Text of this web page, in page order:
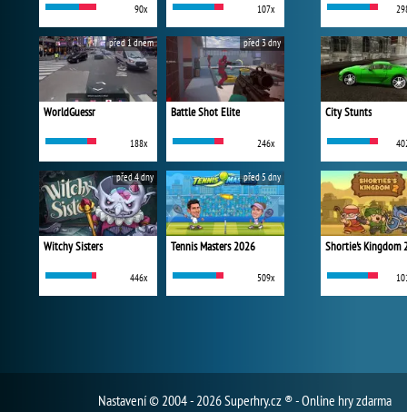
90x 107x
WorldGuessr
188x
před 1 dnem
Battle Shot Elite
246x
před 3 dny
Witchy Sisters
446x
před 4 dny
Tennis Masters 2026
509x
před 5 dny
City Stunts
Shortie's Kingdom
Nastavení© 2004 - 2026 Superhry.cz ® - Online hry zdarma